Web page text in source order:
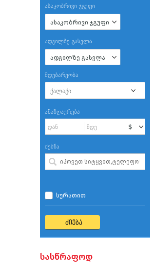
ასაკობრივი ჯგუფი
ასაკობრივი ჯგუფი
ადგილზე გასვლა
ადგილზე გასვლა
მდებარეობა
ანაზღაურება
ძებნა
სურათით
ძიება
სასწრაფოდ